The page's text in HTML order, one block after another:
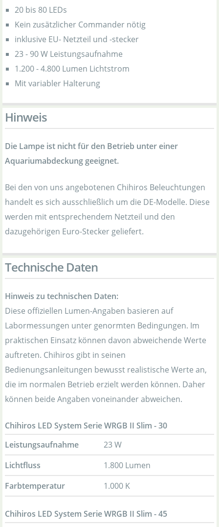
20 bis 80 LEDs
Kein zusätzlicher Commander nötig
inklusive EU- Netzteil und -stecker
23 - 90 W Leistungsaufnahme
1.200 - 4.800 Lumen Lichtstrom
Mit variabler Halterung
Hinweis
Die Lampe ist nicht für den Betrieb unter einer
Aquariumabdeckung geeignet.
Bei den von uns angebotenen Chihiros Beleuchtungen
handelt es sich ausschließlich um die DE-Modelle. Diese
werden mit entsprechendem Netzteil und den
dazugehörigen Euro-Stecker geliefert.
Technische Daten
Hinweis zu technischen Daten:
Diese offiziellen Lumen-Angaben basieren auf
Labormessungen unter genormten Bedingungen. Im
praktischen Einsatz können davon abweichende Werte
auftreten. Chihiros gibt in seinen
Bedienungsanleitungen bewusst realistische Werte an,
die im normalen Betrieb erzielt werden können. Daher
können beide Angaben voneinander abweichen.
Chihiros LED System Serie WRGB II Slim - 30
Leistungsaufnahme
23 W
Lichtfluss
1.800 Lumen
Farbtemperatur
1.000 K
Chihiros LED System Serie WRGB II Slim - 45